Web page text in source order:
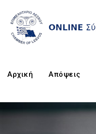
Αρχική Απόψεις